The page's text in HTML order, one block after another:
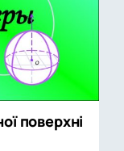
поверхні